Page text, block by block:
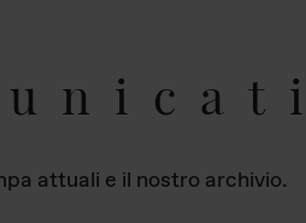
attuali e il nostro archivio.